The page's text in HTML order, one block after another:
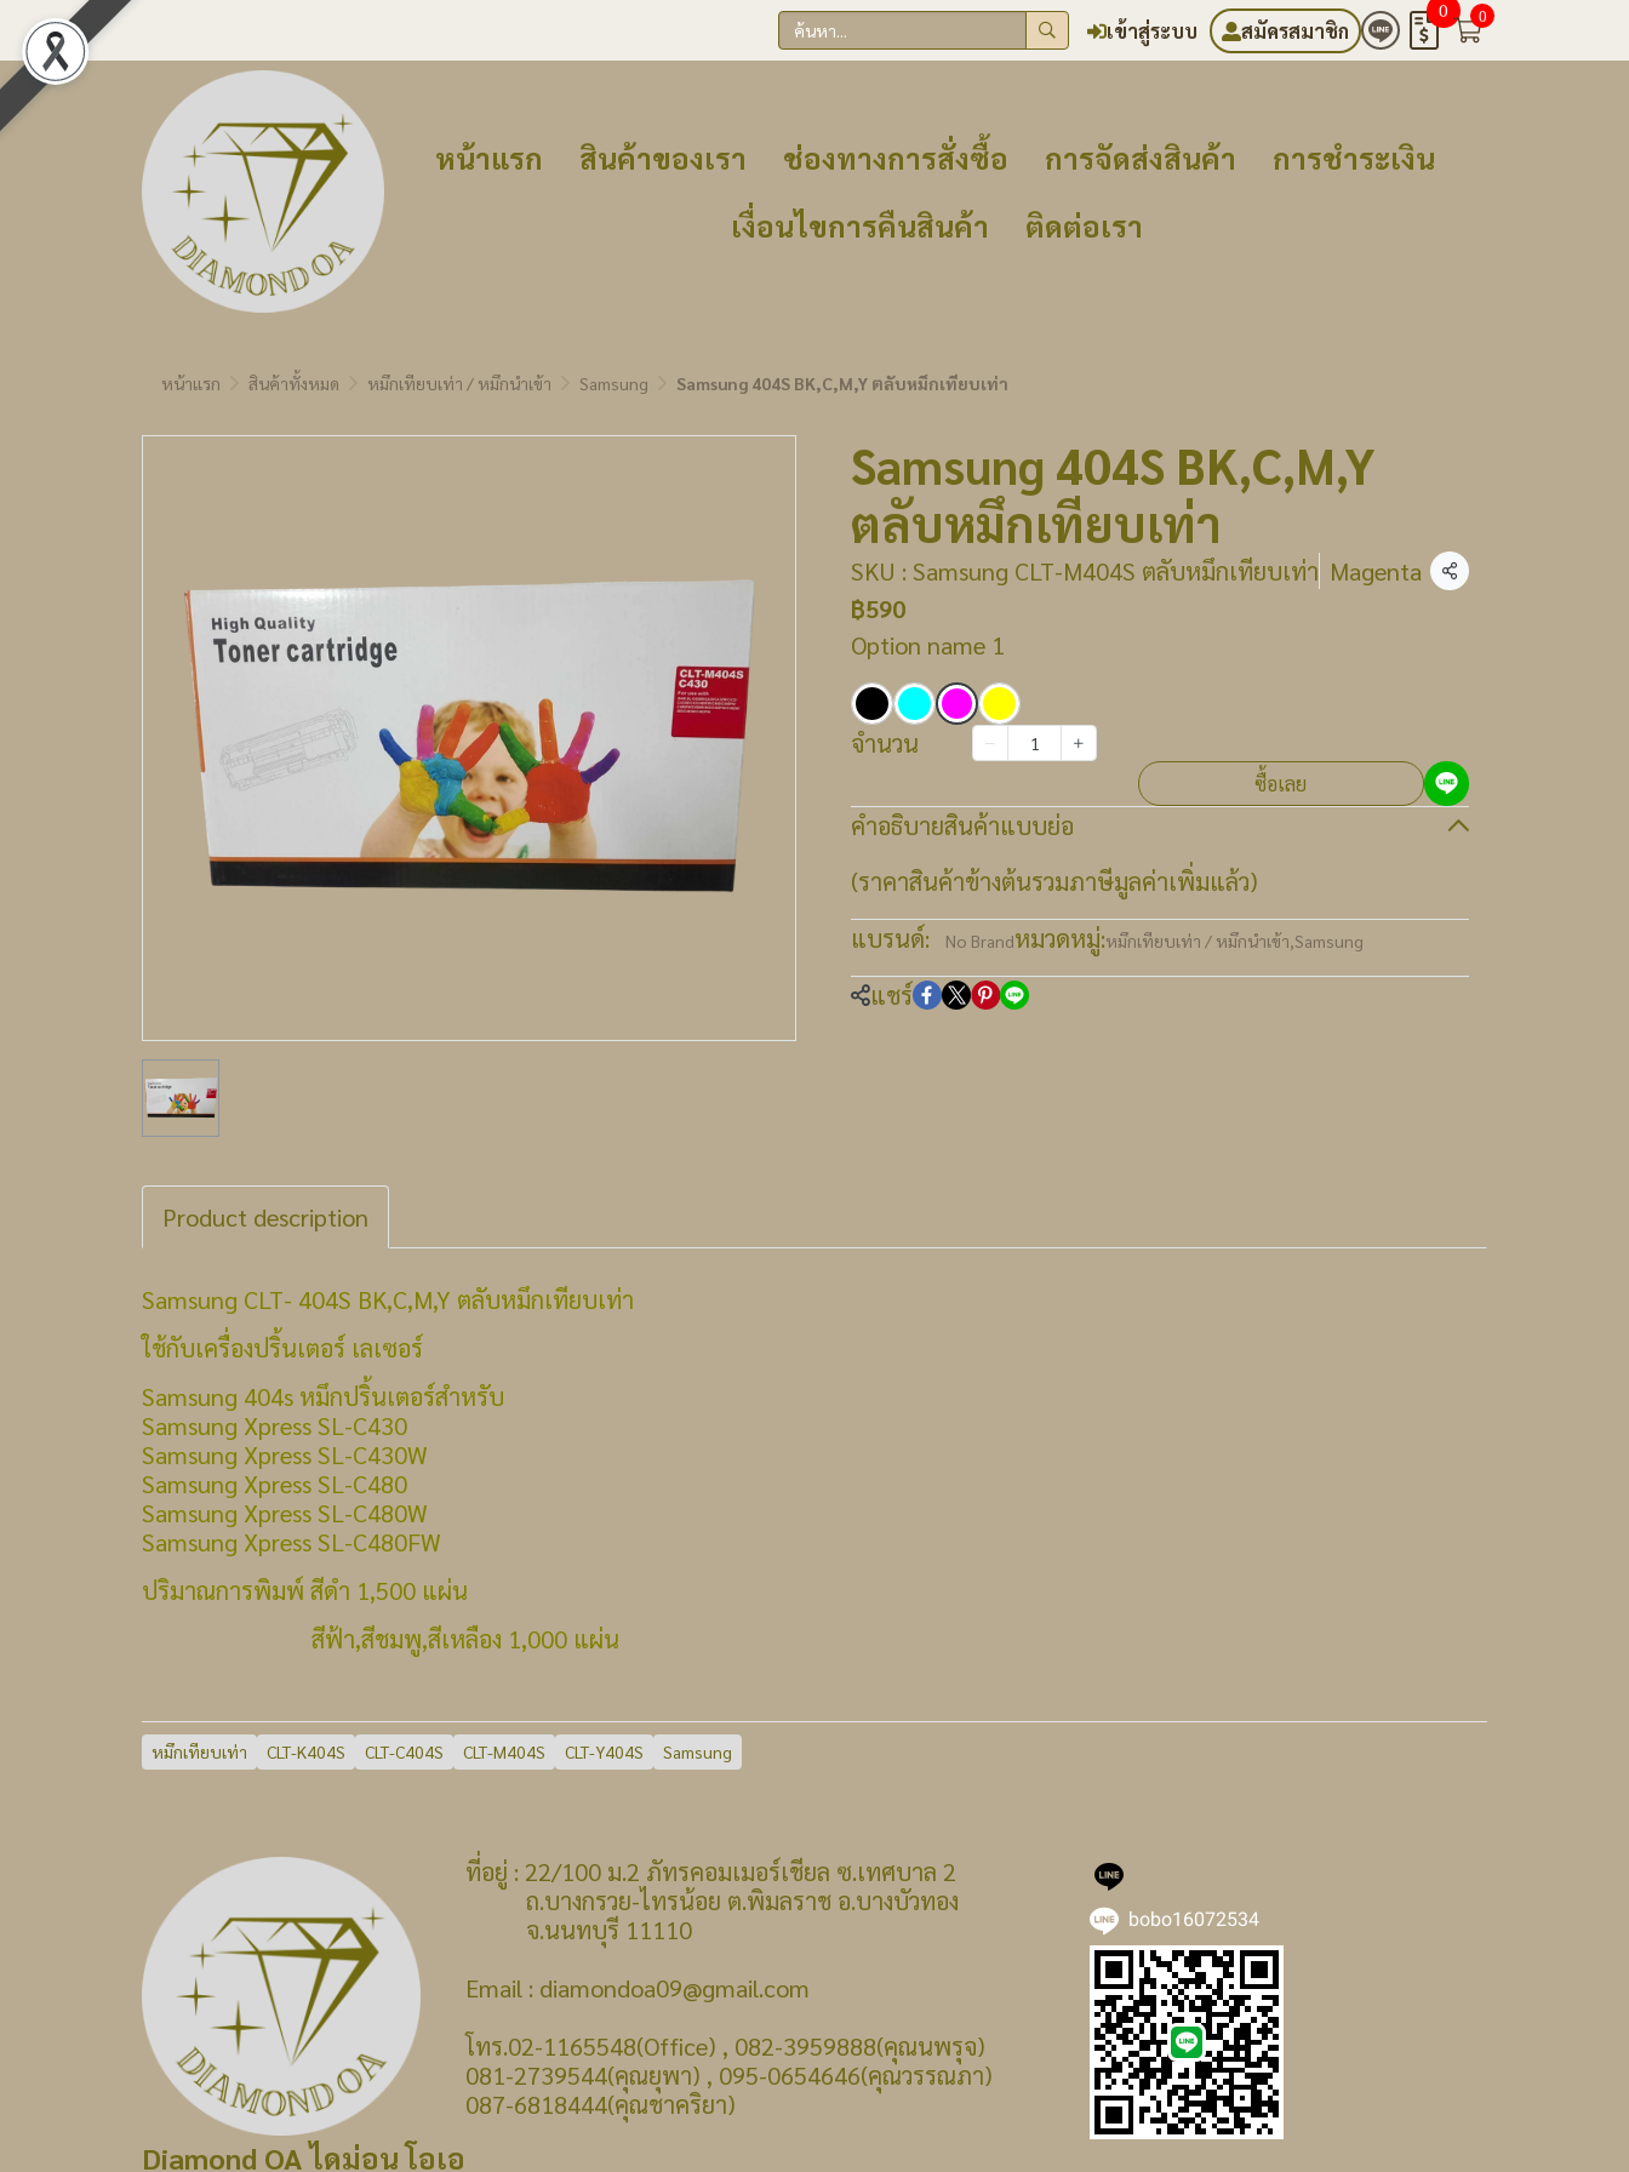
เข้าสู่ระบบ สมัครสมาชิก
0 0
หน้าแรก สินค้าของเรา ช่องทางการสั่งซื้อ การจัดส่งสินค้า
การชำระเงิน
เงื่อนไขการคืนสินค้า
ติดต่อเรา
หน้าแรก สินค้าทั้งหมด หมึกเทียบเท่า / หมึกนำเข้า Samsung Samsung 404S BK,C,M,Y ตลับหมึกเทียบเท่า
Samsung 404S BK,C,M,Y
ตลับหมึกเทียบเท่า
SKU : Samsung CLT-M404S ตลับหมึกเทียบเท่า Magenta แชร์
฿590
Option name 1
จำนวน
ซื้อเลย
คำอธิบายสินค้าแบบย่อ
(ราคาสินค้าข้างต้นรวมภาษีมูลค่าเพิ่มแล้ว)
แบรนด์:
No Brandหมวดหมู่:หมึกเทียบเท่า / หมึกนำเข้า,Samsung
แชร์
Product description
Samsung CLT- 404S BK,C,M,Y ตลับหมึกเทียบเท่า
ใช้กับเครื่องปริ้นเตอร์ เลเซอร์
Samsung 404s หมึกปริ้นเตอร์สำหรับ
Samsung Xpress SL-C430
Samsung Xpress SL-C430W
Samsung Xpress SL-C480
Samsung Xpress SL-C480W
Samsung Xpress SL-C480FW
ปริมาณการพิมพ์ สีดำ 1,500 แผ่น
สีฟ้า,สีชมพู,สีเหลือง 1,000 แผ่น
หมึกเทียบเท่า CLT-K404S CLT-C404S CLT-M404S CLT-Y404S Samsung
Diamond OA ไดม่อน โอเอ
ที่อยู่ : 22/100 ม.2 ภัทรคอมเมอร์เชียล ซ.เทศบาล 2
ถ.บางกรวย-ไทรน้อย ต.พิมลราช อ.บางบัวทอง
จ.นนทบุรี 11110
Email : diamondoa09@gmail.com
โทร.02-1165548(Office) , 082-3959888(คุณนพรุจ)
081-2739544(คุณยุพา) , 095-0654646(คุณวรรณภา)
087-6818444(คุณชาคริยา)
bobo16072534